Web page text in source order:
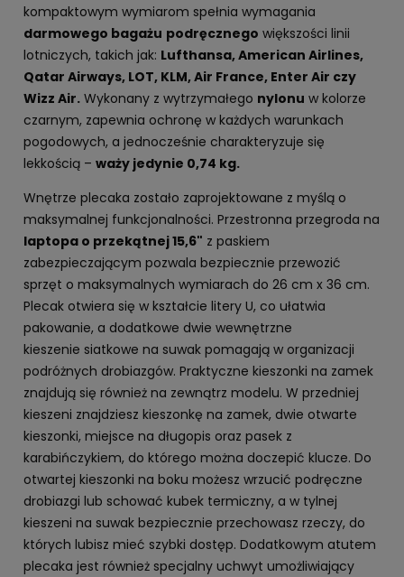
kompaktowym wymiarom spełnia wymagania
darmowego bagażu podręcznego większości linii
lotniczych, takich jak: Lufthansa, American Airlines,
Qatar Airways, LOT, KLM, Air France, Enter Air czy
Wizz Air. Wykonany z wytrzymałego nylonu w kolorze
czarnym, zapewnia ochronę w każdych warunkach
pogodowych, a jednocześnie charakteryzuje się
lekkością – waży jedynie 0,74 kg.
Wnętrze plecaka zostało zaprojektowane z myślą o
maksymalnej funkcjonalności. Przestronna przegroda na
laptopa o przekątnej 15,6" z paskiem
zabezpieczającym pozwala bezpiecznie przewozić
sprzęt o maksymalnych wymiarach do 26 cm x 36 cm.
Plecak otwiera się w kształcie litery U, co ułatwia
pakowanie, a dodatkowe dwie wewnętrzne
kieszenie siatkowe na suwak pomagają w organizacji
podróżnych drobiazgów. Praktyczne kieszonki na zamek
znajdują się również na zewnątrz modelu. W przedniej
kieszeni znajdziesz kieszonkę na zamek, dwie otwarte
kieszonki, miejsce na długopis oraz pasek z
karabińczykiem, do którego można doczepić klucze. Do
otwartej kieszonki na boku możesz wrzucić podręczne
drobiazgi lub schować kubek termiczny, a w tylnej
kieszeni na suwak bezpiecznie przechowasz rzeczy, do
których lubisz mieć szybki dostęp. Dodatkowym atutem
plecaka jest również specjalny uchwyt umożliwiający